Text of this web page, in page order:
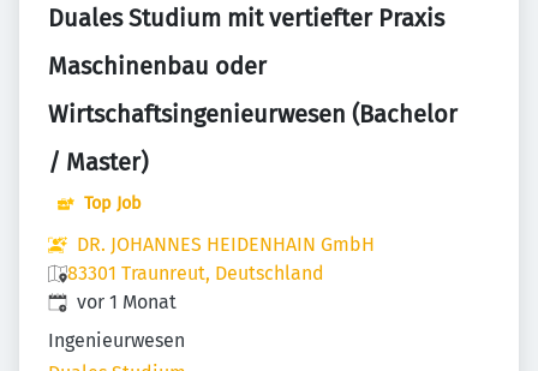
Duales Studium mit vertiefter Praxis
Maschinenbau oder
Wirtschaftsingenieurwesen (Bachelor
/ Master)
Top Job
DR. JOHANNES HEIDENHAIN GmbH
83301 Traunreut, Deutschland
Veröffentlicht:
vor 1 Monat
Ingenieurwesen